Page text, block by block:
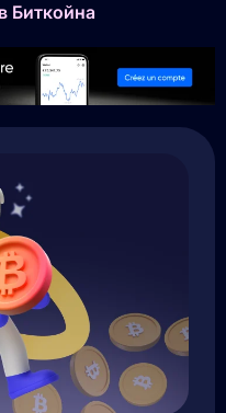
Биткойна